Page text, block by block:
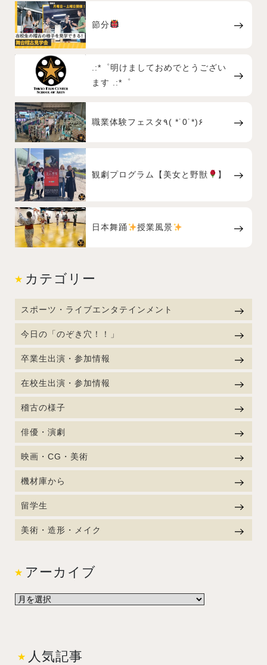
節分
.:*゜明けましておめでとうござい
ます .:*゜
職業体験フェスタ٩( *˙0˙*)۶
観劇プログラム【美女と野獣 】
日本舞踊 授業風景
カテゴリー
スポーツ・ライブエンタテインメント
今日の「のぞき穴！！」
卒業生出演・参加情報
在校生出演・参加情報
稽古の様子
俳優・演劇
映画・CG・美術
機材庫から
留学生
美術・造形・メイク
アーカイブ
人気記事